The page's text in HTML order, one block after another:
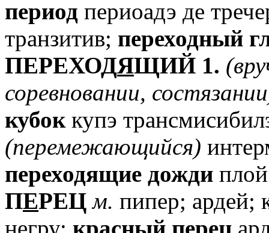
период периоадэ де
транзитив; переходный
ПЕРЕХОДЯЩИЙ 1.
соревновании,
кубок купэ
(перемежающийся)
переходящие дожди
ПЕРЕЦ м. пипер;
негру; красный перец